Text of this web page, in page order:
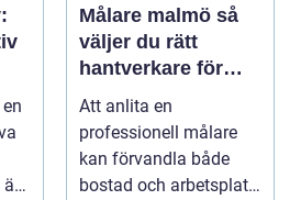
är
Målare malmö så
väljer du rätt
hantverkare för
hem och företag
Att anlita en
professionell målare
kan förvandla både
bostad och arbetsplats